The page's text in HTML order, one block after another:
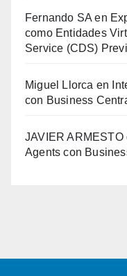
Fernando SA en
como Entidades
Service (CDS)
Miguel Llorca en
con Business
JAVIER ARMESTO
Agents con